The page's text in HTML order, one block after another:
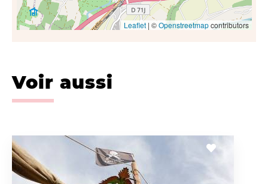
Leaflet| ©Openstreetmapcontributors
Voir aussi